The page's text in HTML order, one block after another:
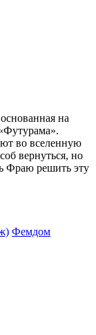
на
во вселенную
вернуться, но
Фраю решить эту
Фемдом